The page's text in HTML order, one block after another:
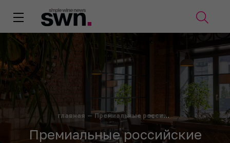
главная — Премиальные российские шардоне в винном баре «Рассвет»
Премиальные российские